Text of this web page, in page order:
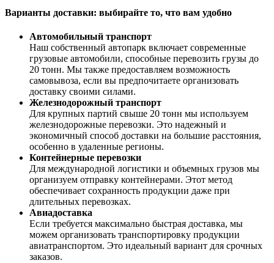
Варианты доставки: выбирайте то, что вам удобно
Автомобильный транспорт
Наш собственный автопарк включает современные
грузовые автомобили, способные перевозить грузы до
20 тонн. Мы также предоставляем возможность
самовывоза, если вы предпочитаете организовать
доставку своими силами.
Железнодорожный транспорт
Для крупных партий свыше 20 тонн мы используем
железнодорожные перевозки. Это надежный и
экономичный способ доставки на большие расстояния,
особенно в удаленные регионы.
Контейнерные перевозки
Для международной логистики и объемных грузов мы
организуем отправку контейнерами. Этот метод
обеспечивает сохранность продукции даже при
длительных перевозках.
Авиадоставка
Если требуется максимально быстрая доставка, мы
можем организовать транспортировку продукции
авиатранспортом. Это идеальный вариант для срочных
заказов.